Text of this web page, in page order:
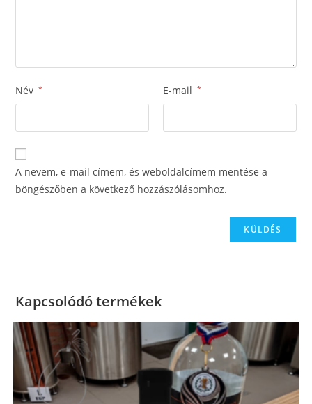
Név * E-mail *
A nevem, e-mail címem, és weboldalcímem mentése a
böngészőben a következő hozzászólásomhoz.
Kapcsolódó termékek